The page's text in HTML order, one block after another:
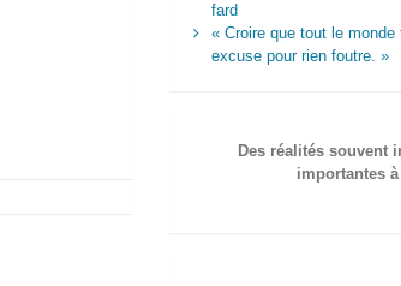
fard
« Croire que tout le monde
excuse pour rien foutre. »
Des réalités souvent
importantes